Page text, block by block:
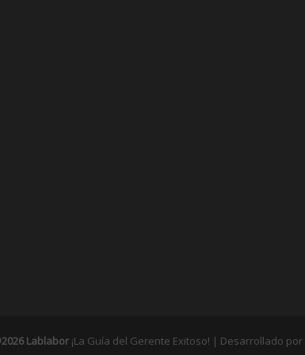
Lablabor ¡La Guía del Gerente Exitoso! | Desarrollado por